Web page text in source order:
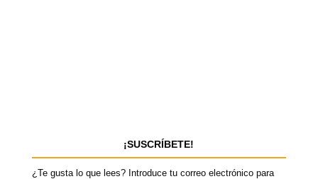
¡SUSCRÍBETE!
¿Te gusta lo que lees? Introduce tu correo electrónico para